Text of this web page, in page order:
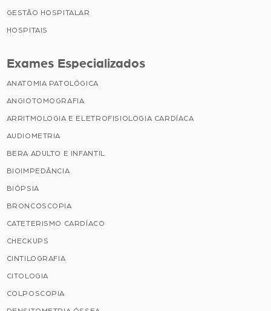
GESTÃO HOSPITALAR
HOSPITAIS
Exames Especializados
ANATOMIA PATOLÓGICA
ANGIOTOMOGRAFIA
ARRITMOLOGIA E ELETROFISIOLOGIA CARDÍACA
AUDIOMETRIA
BERA ADULTO E INFANTIL
BIOIMPEDÂNCIA
BIÓPSIA
BRONCOSCOPIA
CATETERISMO CARDÍACO
CHECKUPS
CINTILOGRAFIA
CITOLOGIA
COLPOSCOPIA